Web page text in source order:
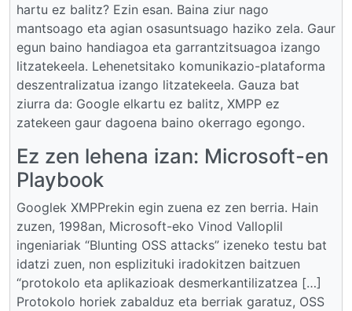
hartu ez balitz? Ezin esan. Baina ziur nago
mantsoago eta agian osasuntsuago haziko zela. Gaur
egun baino handiagoa eta garrantzitsuagoa izango
litzatekeela. Lehenetsitako komunikazio-plataforma
deszentralizatua izango litzatekeela. Gauza bat
ziurra da: Google elkartu ez balitz, XMPP ez
zatekeen gaur dagoena baino okerrago egongo.
Ez zen lehena izan: Microsoft-en
Playbook
Googlek XMPPrekin egin zuena ez zen berria. Hain
zuzen, 1998an, Microsoft-eko Vinod Valloplil
ingeniariak “Blunting OSS attacks” izeneko testu bat
idatzi zuen, non esplizituki iradokitzen baitzuen
“protokolo eta aplikazioak desmerkantilizatzea […]
Protokolo horiek zabalduz eta berriak garatuz, OSS